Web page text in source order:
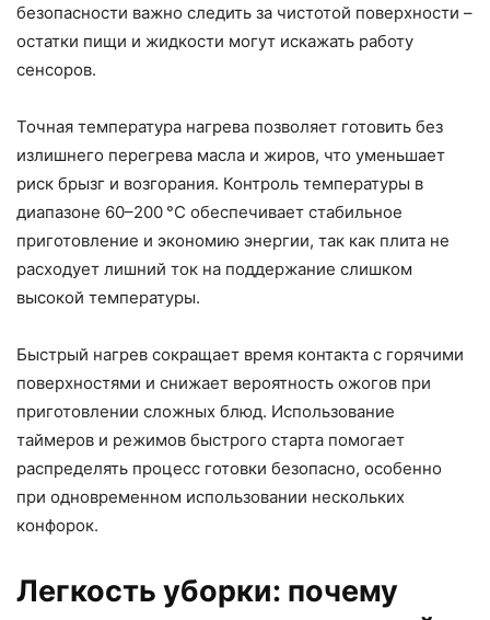
безопасности важно следить за чистотой поверхности –
остатки пищи и жидкости могут искажать работу
сенсоров.
Точная температура нагрева позволяет готовить без
излишнего перегрева масла и жиров, что уменьшает
риск брызг и возгорания. Контроль температуры в
диапазоне 60–200 °C обеспечивает стабильное
приготовление и экономию энергии, так как плита не
расходует лишний ток на поддержание слишком
высокой температуры.
Быстрый нагрев сокращает время контакта с горячими
поверхностями и снижает вероятность ожогов при
приготовлении сложных блюд. Использование
таймеров и режимов быстрого старта помогает
распределять процесс готовки безопасно, особенно
при одновременном использовании нескольких
конфорок.
Легкость уборки: почему